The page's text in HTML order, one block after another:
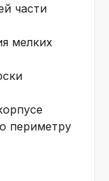
части
мелких
периметру